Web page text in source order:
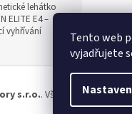
Tento web
vyjadřujete
lehátko
ELITE E4 –
vyhřívání
s.r.o.. Všechna práva